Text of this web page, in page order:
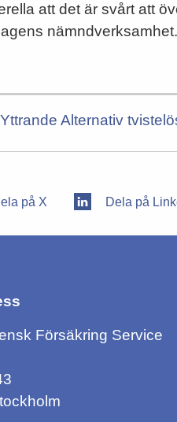
att det är svårt att
nämndverksamhet.
Alternativ
på X Dela på
Försäkring Service